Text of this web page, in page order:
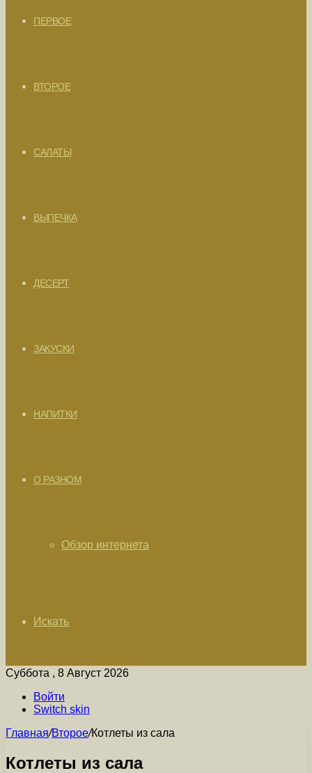
ПЕРВОЕ
ВТОРОЕ
САЛАТЫ
ВЫПЕЧКА
ДЕСЕРТ
ЗАКУСКИ
НАПИТКИ
О РАЗНОМ
Обзор интернета
Искать
Суббота , 8 Август 2026
Войти
Switch skin
Главная/Второе/Котлеты из сала
Котлеты из сала